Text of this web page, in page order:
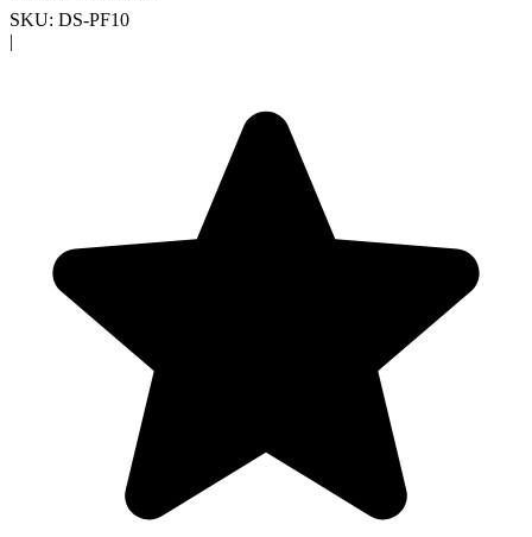
SKU: DS-PF10
|